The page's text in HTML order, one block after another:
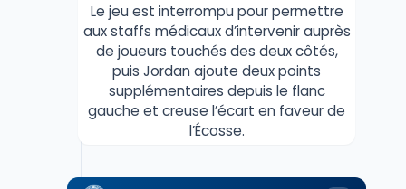
Le jeu est interrompu pour permettre
aux staffs médicaux d’intervenir auprès
de joueurs touchés des deux côtés,
puis Jordan ajoute deux points
supplémentaires depuis le flanc
gauche et creuse l’écart en faveur de
l’Écosse.